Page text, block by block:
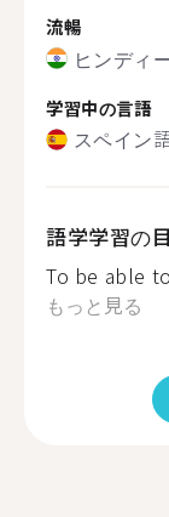
流暢
ヒンディ
学習中の言語
スペイン
語学学習の
To be able
もっと見る